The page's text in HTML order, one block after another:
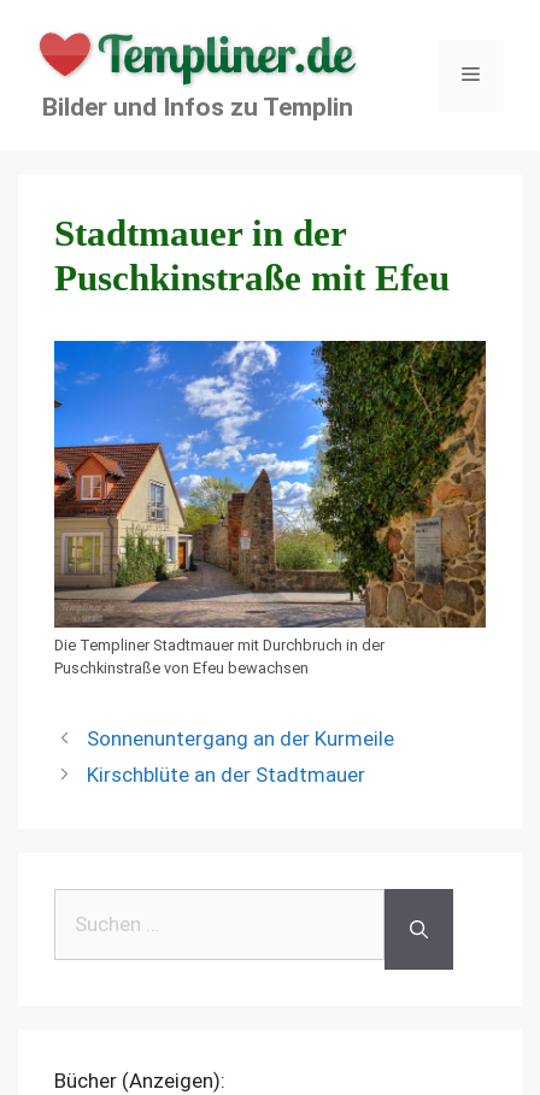
Inhalt
springen
Bilder und Infos zu Templin
Menü
Stadtmauer in der
Puschkinstraße mit Efeu
Die Templiner Stadtmauer mit Durchbruch in der
Puschkinstraße von Efeu bewachsen
Sonnenuntergang an der Kurmeile
Kirschblüte an der Stadtmauer
nach:
Bücher (Anzeigen):